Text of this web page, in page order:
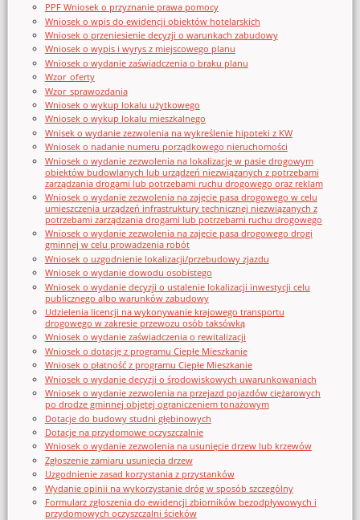
PPF Wniosek o przyznanie prawa pomocy
Wniosek o wpis do ewidencji obiektów hotelarskich
Wniosek o przeniesienie decyzji o warunkach zabudowy
Wniosek o wypis i wyrys z miejscowego planu
Wniosek o wydanie zaświadczenia o braku planu
Wzor_oferty
Wzor_sprawozdania
Wniosek o wykup lokalu użytkowego
Wniosek o wykup lokalu mieszkalnego
Wnisek o wydanie zezwolenia na wykreślenie hipoteki z KW
Wniosek o nadanie numeru porządkowego nieruchomości
Wniosek o wydanie zezwolenia na lokalizację w pasie drogowym
obiektów budowlanych lub urządzeń niezwiązanych z potrzebami
zarządzania drogami lub potrzebami ruchu drogowego oraz reklam
Wniosek o wydanie zezwolenia na zajęcie pasa drogowego w celu
umieszczenia urządzeń infrastruktury technicznej niezwiązanych z
potrzebami zarządzania drogami lub potrzebami ruchu drogowego
Wniosek o wydanie zezwolenia na zajęcie pasa drogowego drogi
gminnej w celu prowadzenia robót
Wniosek o uzgodnienie lokalizacji/przebudowy zjazdu
Wniosek o wydanie dowodu osobistego
Wniosek o wydanie decyzji o ustalenie lokalizacji inwestycji celu
publicznego albo warunków zabudowy
Udzielenia licencji na wykonywanie krajowego transportu
drogowego w zakresie przewozu osób taksówką
Wniosek o wydanie zaświadczenia o rewitalizacji
Wniosek o dotację z programu Ciepłe Mieszkanie
Wniosek o płatność z programu Ciepłe Mieszkanie
Wniosek o wydanie decyzji o środowiskowych uwarunkowaniach
Wniosek o wydanie zezwolenia na przejazd pojazdów ciężarowych
po drodze gminnej objętej ograniczeniem tonażowym
Dotacje do budowy studni głębinowych
Dotacje na przydomowe oczyszczalnie
Wniosek o wydanie zezwolenia na usunięcie drzew lub krzewów
Zgłoszenie zamiaru usunięcia drzew
Uzgodnienie zasad korzystania z przystanków
Wydanie opinii na wykorzystanie dróg w sposób szczególny
Formularz zgłoszenia do ewidencji zbiorników bezodpływowych i
przydomowych oczyszczalni ścieków